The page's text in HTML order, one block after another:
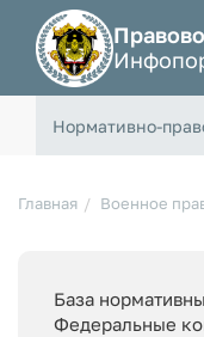
Нормативно-
Главная Военное
База
Федеральные